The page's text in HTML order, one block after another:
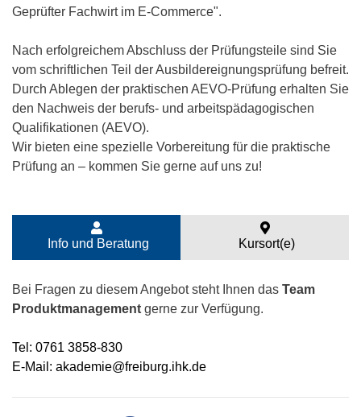
Geprüfter Fachwirt im E-Commerce".
Nach erfolgreichem Abschluss der Prüfungsteile sind Sie
vom schriftlichen Teil der Ausbildereignungsprüfung befreit.
Durch Ablegen der praktischen AEVO-Prüfung erhalten Sie
den Nachweis der berufs- und arbeitspädagogischen
Qualifikationen (AEVO).
Wir bieten eine spezielle Vorbereitung für die praktische
Prüfung an – kommen Sie gerne auf uns zu!
Info und Beratung Kursort(e)
Bei Fragen zu diesem Angebot steht Ihnen das Team
Produktmanagement gerne zur Verfügung.
Tel: 0761 3858-830
E-Mail: akademie@freiburg.ihk.de